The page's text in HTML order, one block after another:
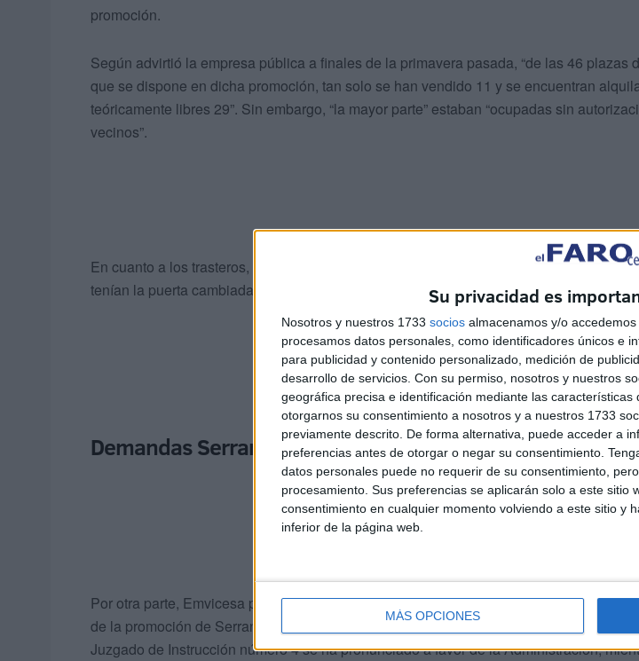
Su privacidad es
Nosotros y nuestros 1733 socios almacenamos y/o
procesamos datos personales, como identificadores únicos e
para publicidad y contenido personalizado, medición de
desarrollo de servicios. Con su permiso, nosotros y nuestros
geográfica precisa e identificación mediante las
otorgarnos su consentimiento a nosotros y a nuestros 1733
previamente descrito. De forma alternativa, puede acceder a
preferencias antes de otorgar o negar su consentimiento.
datos personales puede no requerir de su consentimiento,
procesamiento. Sus preferencias se aplicarán solo a este sitio
consentimiento en cualquier momento volviendo a este sitio y
inferior de la página web.
MÁS OPCIONES
promoción.
Según advirtió la empresa pública a finales de la primavera pasada, “de las 46 plazas
que se dispone en dicha promoción, tan solo se han vendido 11 y se encuentran
teóricamente libres 29”. Sin embargo, “la mayor parte” estaban “ocupadas sin
vecinos”.
En cuanto a los trasteros, tan solo tres se encontraban alquilados, 14 ocupados sin
tenían la puerta cambiada y uno el acceso “reventado”.
Demandas Serrano Orive
Por otra parte, Emvicesa presentó en los Juzgados cerca de 30 demandas contra
de la promoción de Serrano Orive que se niegan a abandonar las casas. Hasta ahora
Juzgado de Instrucción número 4 se ha pronunciado a favor de la Administración,